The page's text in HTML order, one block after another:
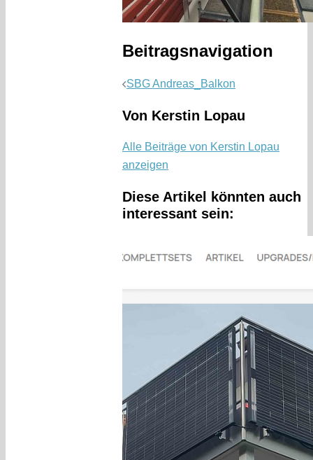
Beitragsnavigation
SBG Andreas_Balkon
Von Kerstin Lopau
Alle Beiträge von Kerstin Lopau
anzeigen
Diese Artikel könnten auch
interessant sein: